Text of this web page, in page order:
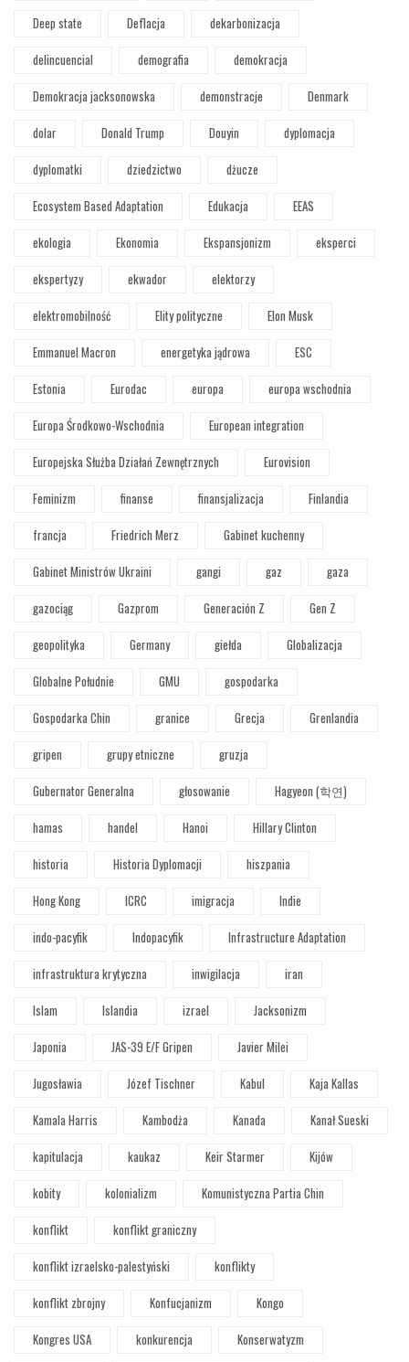
Deep state Deflacja
dekarbonizacja
delincuencial
demografia
demokracja
Demokracja jacksonowska
demonstracje
Denmark
dolar
Donald Trump Douyin
dyplomacja
dyplomatki
dziedzictwo
dżucze
Ecosystem Based Adaptation
Edukacja
EEAS
ekologia
Ekonomia Ekspansjonizm
eksperci
ekspertyzy
ekwador
elektorzy
elektromobilność
Elity polityczne
Elon Musk
Emmanuel Macron
energetyka jądrowa
ESC
Estonia
Eurodac europa
europa wschodnia
Europa Środkowo-Wschodnia
European integration
Europejska Służba Działań Zewnętrznych
Eurovision
Feminizm
finanse finansjalizacja
Finlandia
francja
Friedrich Merz
Gabinet kuchenny
Gabinet Ministrów Ukraini
gangi gaz
gaza
gazociąg
Gazprom Generación Z
Gen Z
geopolityka
Germany giełda
Globalizacja
Globalne Południe
GMU
gospodarka
Gospodarka Chin
granice Grecja
Grenlandia
gripen
grupy etniczne
gruzja
Gubernator Generalna
głosowanie
Hagyeon (학연)
hamas
handel Hanoi
Hillary Clinton
historia
Historia Dyplomacji
hiszpania
Hong Kong
ICRC imigracja
Indie
indo-pacyfik
Indopacyfik
Infrastructure Adaptation
infrastruktura krytyczna
inwigilacja
iran
Islam
Islandia izrael
Jacksonizm
Japonia
JAS-39 E/F Gripen
Javier Milei
Jugosławia
Józef Tischner Kabul
Kaja Kallas
Kamala Harris
Kambodża Kanada
Kanał Sueski
kapitulacja
kaukaz Keir Starmer
Kijów
kobity
kolonializm
Komunistyczna Partia Chin
konflikt
konflikt graniczny
konflikt izraelsko-palestyński
konflikty
konflikt zbrojny
Konfucjanizm
Kongo
Kongres USA
konkurencja
Konserwatyzm